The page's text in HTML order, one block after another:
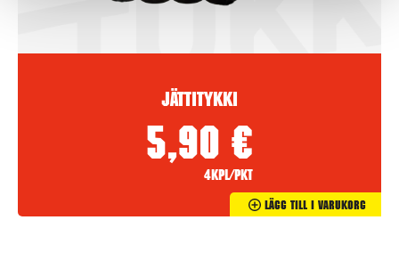
Jättitykki
5,90 €
4kpl/pkt
Lägg Till I Varukorg